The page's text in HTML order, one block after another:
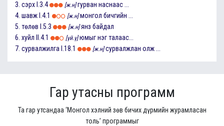
3. сэрх I.3.4 [ж.н] гурван наснаас ...
4. шавж I.4.1 [ж.н] монгол бичгийн ...
5. төлөв I.5.3 [ж.н] янз байдал
6. хуйл II.4.1 [үй.ү] юмыг нэг талаас...
7. сурвалжилга I.18.1 [ж.н] сурвалжлан олж ...
Гар утасны программ
Та гар утсандаа ‘Монгол хэлний зөв бичих дүрмийн журамласан
толь’ программыг